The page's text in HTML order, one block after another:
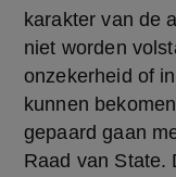
karakter van de
niet worden
onzekerheid of
kunnen
gepaard gaan
Raad van State.